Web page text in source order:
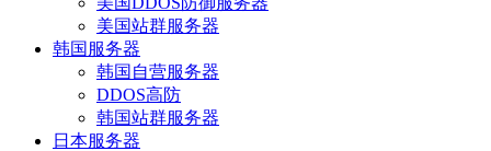
美国站群服务器
韩国服务器
韩国自营服务器
DDOS高防
韩国站群服务器
日本服务器